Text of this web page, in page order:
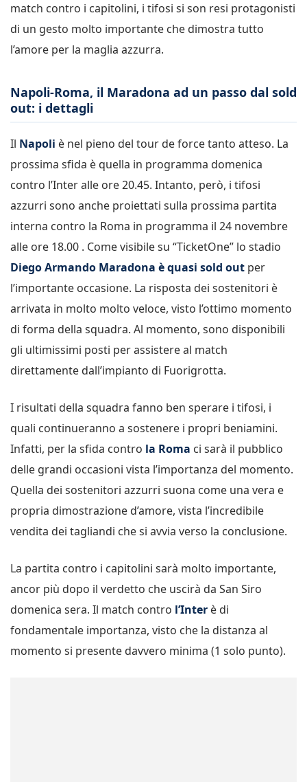
match contro i capitolini, i tifosi si son resi protagonisti
di un gesto molto importante che dimostra tutto
l’amore per la maglia azzurra.
Napoli-Roma, il Maradona ad un passo dal sold
out: i dettagli
Il Napoli è nel pieno del tour de force tanto atteso. La
prossima sfida è quella in programma domenica
contro l’Inter alle ore 20.45. Intanto, però, i tifosi
azzurri sono anche proiettati sulla prossima partita
interna contro la Roma in programma il 24 novembre
alle ore 18.00 . Come visibile su “TicketOne” lo stadio
Diego Armando Maradona è quasi sold out per
l’importante occasione. La risposta dei sostenitori è
arrivata in molto molto veloce, visto l’ottimo momento
di forma della squadra. Al momento, sono disponibili
gli ultimissimi posti per assistere al match
direttamente dall’impianto di Fuorigrotta.
I risultati della squadra fanno ben sperare i tifosi, i
quali continueranno a sostenere i propri beniamini.
Infatti, per la sfida contro la Roma ci sarà il pubblico
delle grandi occasioni vista l’importanza del momento.
Quella dei sostenitori azzurri suona come una vera e
propria dimostrazione d’amore, vista l’incredibile
vendita dei tagliandi che si avvia verso la conclusione.
La partita contro i capitolini sarà molto importante,
ancor più dopo il verdetto che uscirà da San Siro
domenica sera. Il match contro l’Inter è di
fondamentale importanza, visto che la distanza al
momento si presente davvero minima (1 solo punto).